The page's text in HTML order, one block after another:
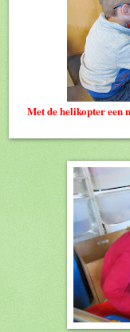
Met de helikopter een